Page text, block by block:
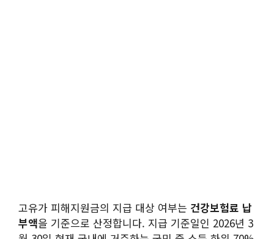
고유가 피해지원금의 지급 대상 여부는 건강보험료 납
부액을 기준으로 산정합니다. 지급 기준일인 2026년 3